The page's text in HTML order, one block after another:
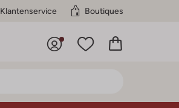
Klantenservice Boutiques